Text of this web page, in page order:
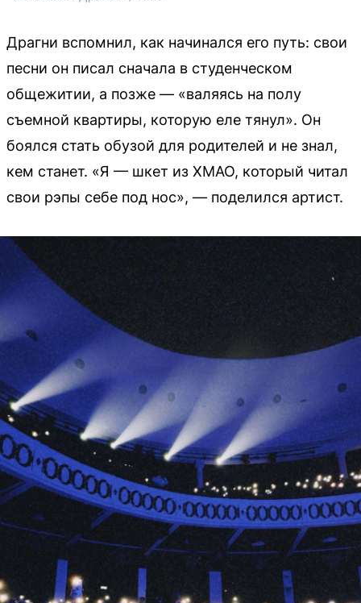
Драгни вспомнил, как начинался его путь: свои
песни он писал сначала в студенческом
общежитии, а позже — «валяясь на полу
съемной квартиры, которую еле тянул». Он
боялся стать обузой для родителей и не знал,
кем станет. «Я — шкет из ХМАО, который читал
свои рэпы себе под нос», — поделился артист.